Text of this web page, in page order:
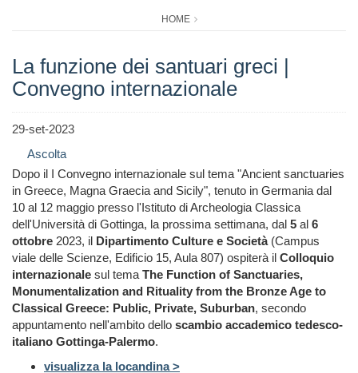
HOME
La funzione dei santuari greci |
Convegno internazionale
29-set-2023
Ascolta
Dopo il I Convegno internazionale sul tema "Ancient sanctuaries
in Greece, Magna Graecia and Sicily", tenuto in Germania dal
10 al 12 maggio presso l'Istituto di Archeologia Classica
dell'Università di Gottinga, la prossima settimana, dal 5 al 6
ottobre 2023, il Dipartimento Culture e Società(Campus
viale delle Scienze, Edificio 15, Aula 807) ospiterà il Colloquio
internazionale sul temaThe Function of Sanctuaries,
Monumentalization and Rituality from the Bronze Age to
Classical Greece: Public, Private, Suburban, secondo
appuntamento nell'ambito dello scambio accademico tedesco-
italiano Gottinga-Palermo.
visualizza la locandina >